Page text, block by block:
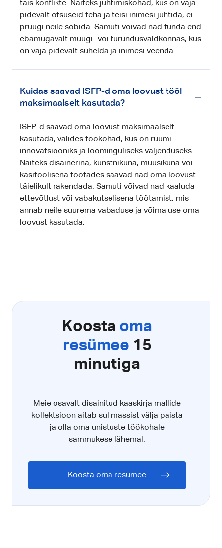
täis konflikte. Näiteks juhtimiskohad, kus on vaja
pidevalt otsuseid teha ja teisi inimesi juhtida, ei
pruugi neile sobida. Samuti võivad nad tunda end
ebamugavalt müügi- või turundusvaldkonnas, kus
on vaja pidevalt suhelda ja inimesi veenda.
Kuidas saavad ISFP-d oma loovust tööl
maksimaalselt kasutada?
ISFP-d saavad oma loovust maksimaalselt
kasutada, valides töökohad, kus on ruumi
innovatsiooniks ja loominguliseks väljenduseks.
Näiteks disainerina, kunstnikuna, muusikuna või
käsitöölisena töötades saavad nad oma loovust
täielikult rakendada. Samuti võivad nad kaaluda
ettevõtlust või vabakutselisena töötamist, mis
annab neile suurema vabaduse ja võimaluse oma
loovust kasutada.
Koosta oma
resümee 15
minutiga
Meie osavalt disainitud kaaskirja mallide
kollektsioon aitab sul massist välja paista
ja olla oma unistuste töökohale
sammukese lähemal.
Koosta oma resümee